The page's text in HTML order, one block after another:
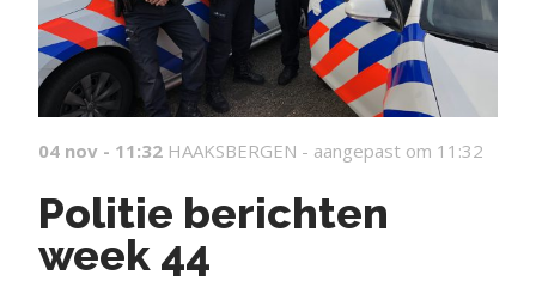
04 nov - 11:32 HAAKSBERGEN - aangepast om 11:32
Politie berichten
week 44